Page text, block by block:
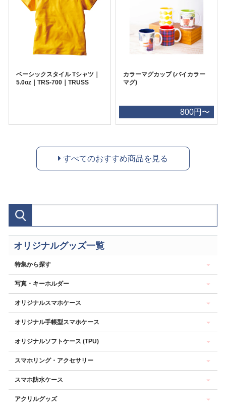
ベーシックスタイル Tシャツ｜
5.0oz｜TRS-700｜TRUSS
カラーマグカップ (バイカラー
マグ)
800円〜
すべてのおすすめ商品を見る
オリジナルグッズ一覧
特集から探す
写真・キーホルダー
オリジナルスマホケース
オリジナル手帳型スマホケース
オリジナルソフトケース (TPU)
スマホリング・アクセサリー
スマホ防水ケース
アクリルグッズ